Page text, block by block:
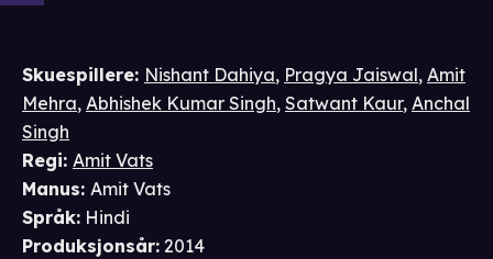
Skuespillere: Nishant Dahiya, Pragya Jaiswal, Amit
Mehra, Abhishek Kumar Singh, Satwant Kaur, Anchal
Singh
Regi: Amit Vats
Manus: Amit Vats
Språk: Hindi
Produksjonsår: 2014